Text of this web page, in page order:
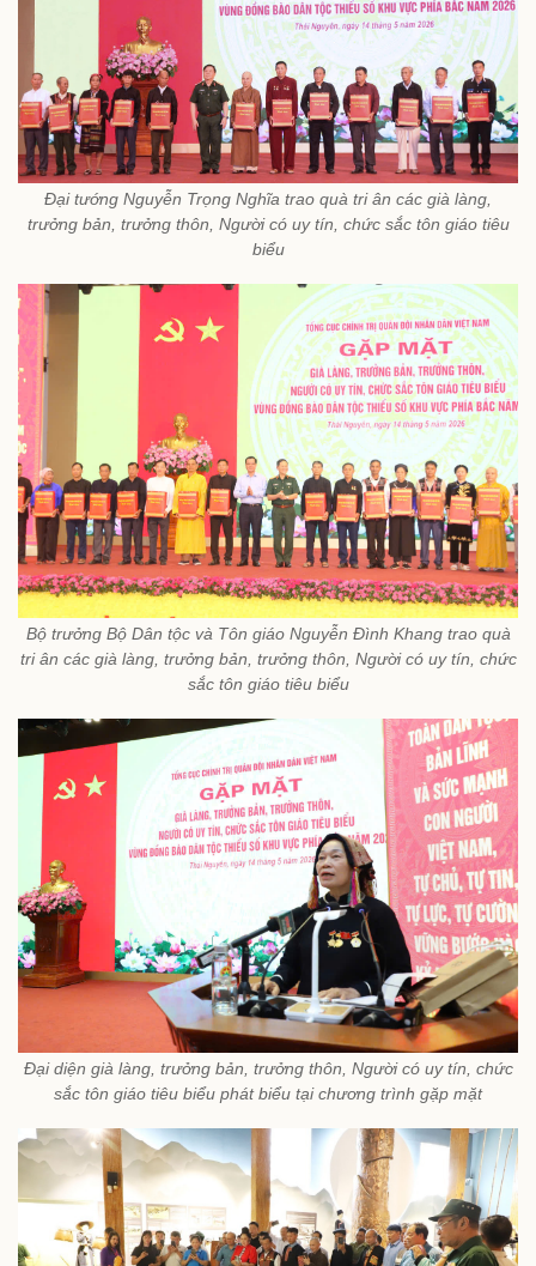
Đại tướng Nguyễn Trọng Nghĩa trao quà tri ân các già làng,
trưởng bản, trưởng thôn, Người có uy tín, chức sắc tôn giáo tiêu
biểu
Bộ trưởng Bộ Dân tộc và Tôn giáo Nguyễn Đình Khang trao quà
tri ân các già làng, trưởng bản, trưởng thôn, Người có uy tín, chức
sắc tôn giáo tiêu biểu
Đại diện già làng, trưởng bản, trưởng thôn, Người có uy tín, chức
sắc tôn giáo tiêu biểu phát biểu tại chương trình gặp mặt